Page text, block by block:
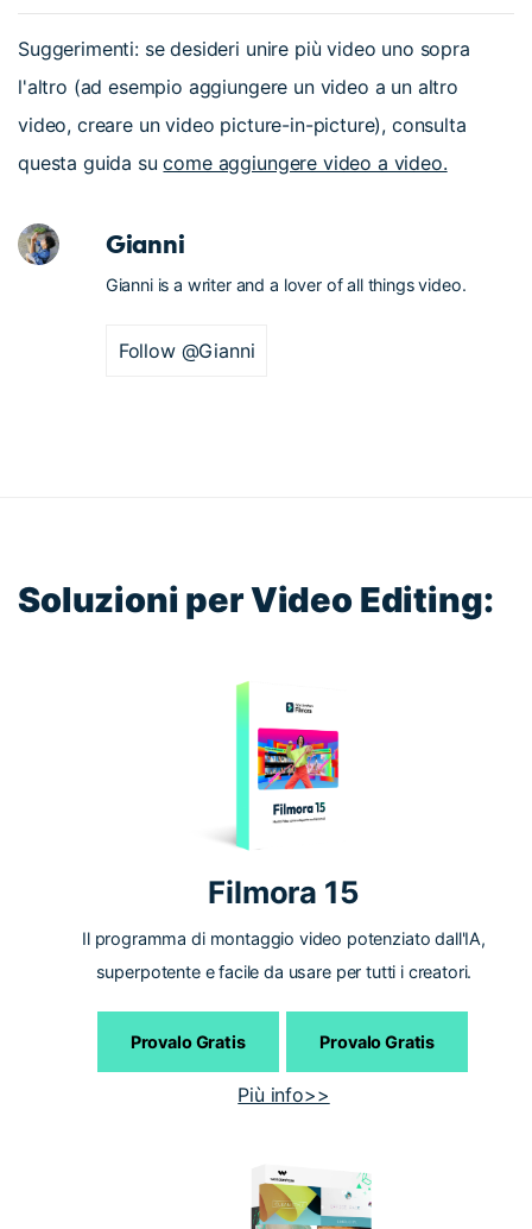
Suggerimenti: se desideri unire più video uno sopra
l'altro (ad esempio aggiungere un video a un altro
video, creare un video picture-in-picture), consulta
questa guida sucome aggiungere video a video.
Gianni
Gianni is a writer and a lover of all things video.
Follow @Gianni
Soluzioni per Video Editing:
Filmora 15
Il programma di montaggio video potenziato dall'IA,
superpotente e facile da usare per tutti i creatori.
Provalo Gratis Provalo Gratis
Più info>>